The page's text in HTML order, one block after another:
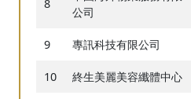
8
公司
9 專訊科技有限公司
10 終生美麗美容纖體中心